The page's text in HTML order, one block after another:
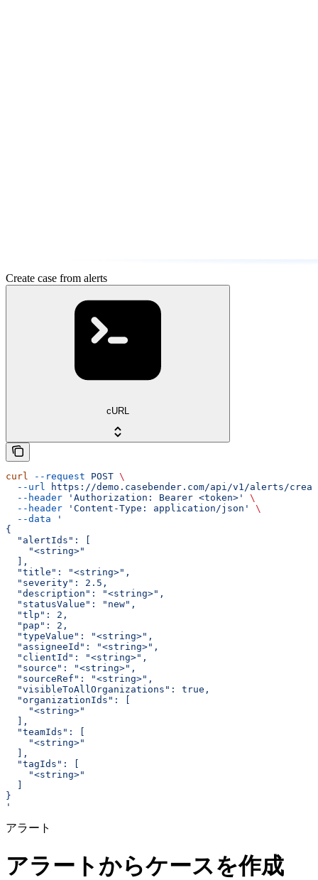
Create case from alerts
cURL
curl --request POST \
  --url
https://demo.casebender.com/api/v1/alerts/
  --header
'Authorization: Bearer <token>'
\
  --header
'Content-Type: application/json'
\
  --data
'
{
  "alertIds": [
    "<string>"
  ],
  "title": "<string>",
  "severity": 2.5,
  "description": "<string>",
  "statusValue": "new",
  "tlp": 2,
  "pap": 2,
  "typeValue": "<string>",
  "assigneeId": "<string>",
  "clientId": "<string>",
  "source": "<string>",
  "sourceRef": "<string>",
  "visibleToAllOrganizations": true,
  "organizationIds": [
    "<string>"
  ],
  "teamIds": [
    "<string>"
  ],
  "tagIds": [
    "<string>"
}
'
アラート
アラートからケースを作成